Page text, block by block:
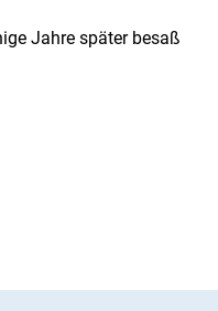
Jahre später besaß